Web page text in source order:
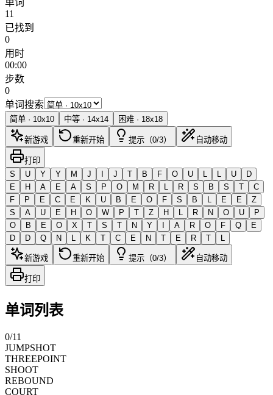
11
已找到
0
用时
00:00
步数
0
单词搜索
简单 · 10x10 中等 · 14x14 困难 · 18x18
新游戏 重新开始 提示（0/3） 自动移动
打印
S
U Y Y M J I J T B F O U L L U
D
E
H A E A S P O M R L R S B S T
C
F
P E C E K U B E O F S B L E E
Z
S
A U E H O W P T Z H L R N O U
P
O
B E O X T S T N Y I A R O F Q
E
D
D Q N L K T C E N T E R T L
新游戏 重新开始 提示（0/3） 自动移动
打印
单词列表
0/11
JUMPSHOT
THREEPOINT
SHOOT
REBOUND
COURT